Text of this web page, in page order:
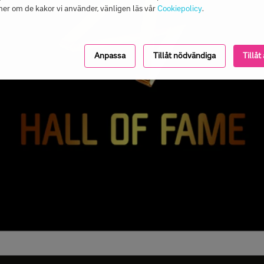
om de kakor vi använder, vänligen läs vårCookiepolicy.
Anpassa Tillåt nödvändiga Tillåt